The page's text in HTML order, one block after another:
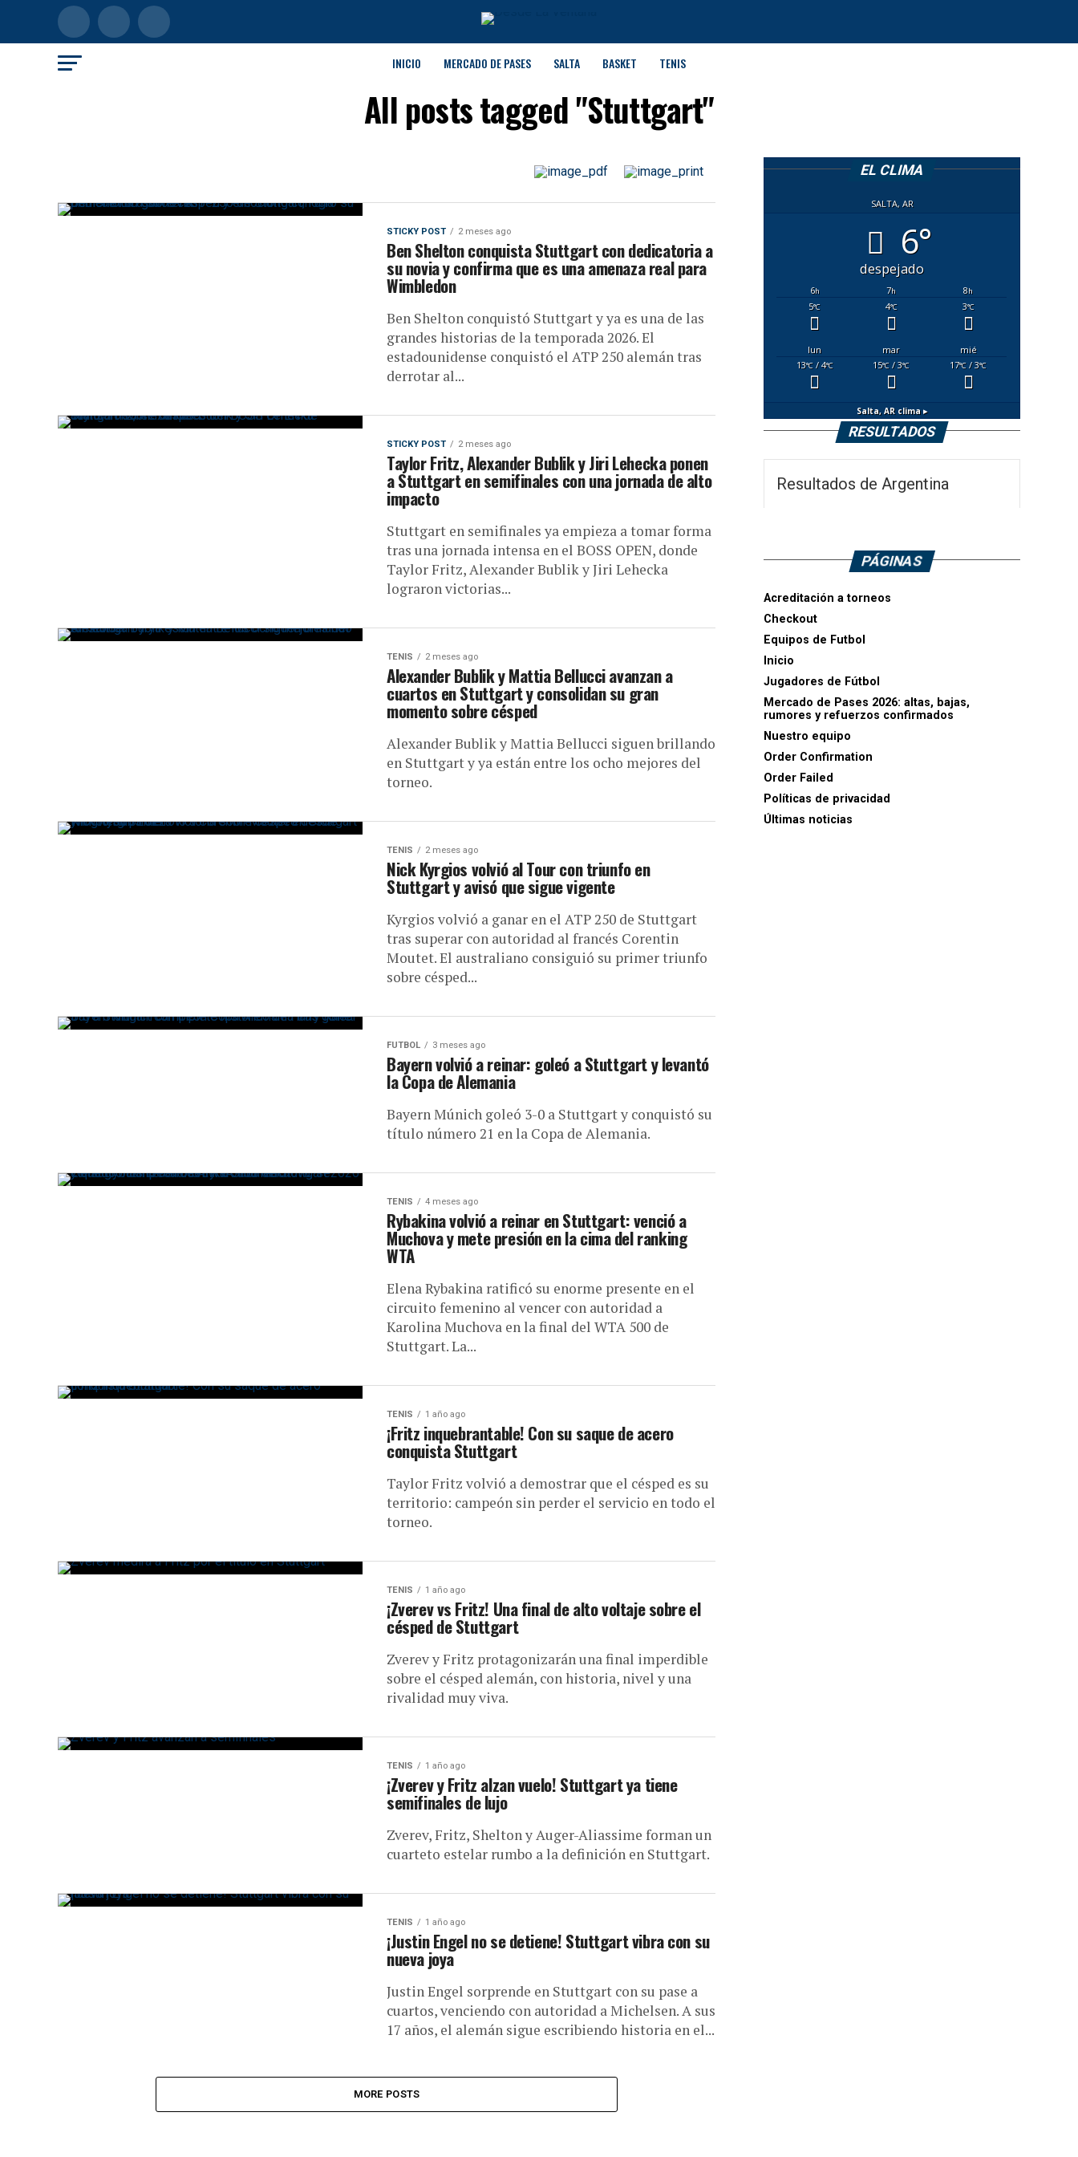
INICIO MERCADO DE PASES SALTA BASKET TENIS
All posts tagged "Stuttgart"
STICKY POST 2 meses ago
Ben Shelton conquista Stuttgart con dedicatoria a
su novia y confirma que es una amenaza real para
Wimbledon
Ben Shelton conquistó Stuttgart y ya es una de las
grandes historias de la temporada 2026. El
estadounidense conquistó el ATP 250 alemán tras
derrotar al...
STICKY POST 2 meses ago
Taylor Fritz, Alexander Bublik y Jiri Lehecka ponen
a Stuttgart en semifinales con una jornada de alto
impacto
Stuttgart en semifinales ya empieza a tomar forma
tras una jornada intensa en el BOSS OPEN, donde
Taylor Fritz, Alexander Bublik y Jiri Lehecka
lograron victorias...
TENIS 2 meses ago
Alexander Bublik y Mattia Bellucci avanzan a
cuartos en Stuttgart y consolidan su gran
momento sobre césped
Alexander Bublik y Mattia Bellucci siguen brillando
en Stuttgart y ya están entre los ocho mejores del
torneo.
TENIS 2 meses ago
Nick Kyrgios volvió al Tour con triunfo en
Stuttgart y avisó que sigue vigente
Kyrgios volvió a ganar en el ATP 250 de Stuttgart
tras superar con autoridad al francés Corentin
Moutet. El australiano consiguió su primer triunfo
sobre césped...
FUTBOL 3 meses ago
Bayern volvió a reinar: goleó a Stuttgart y levantó
la Copa de Alemania
Bayern Múnich goleó 3-0 a Stuttgart y conquistó su
título número 21 en la Copa de Alemania.
TENIS 4 meses ago
Rybakina volvió a reinar en Stuttgart: venció a
Muchova y mete presión en la cima del ranking
WTA
Elena Rybakina ratificó su enorme presente en el
circuito femenino al vencer con autoridad a
Karolina Muchova en la final del WTA 500 de
Stuttgart. La...
TENIS 1 año ago
¡Fritz inquebrantable! Con su saque de acero
conquista Stuttgart
Taylor Fritz volvió a demostrar que el césped es su
territorio: campeón sin perder el servicio en todo el
torneo.
TENIS 1 año ago
¡Zverev vs Fritz! Una final de alto voltaje sobre el
césped de Stuttgart
Zverev y Fritz protagonizarán una final imperdible
sobre el césped alemán, con historia, nivel y una
rivalidad muy viva.
TENIS 1 año ago
¡Zverev y Fritz alzan vuelo! Stuttgart ya tiene
semifinales de lujo
Zverev, Fritz, Shelton y Auger-Aliassime forman un
cuarteto estelar rumbo a la definición en Stuttgart.
TENIS 1 año ago
¡Justin Engel no se detiene! Stuttgart vibra con su
nueva joya
Justin Engel sorprende en Stuttgart con su pase a
cuartos, venciendo con autoridad a Michelsen. A sus
17 años, el alemán sigue escribiendo historia en el...
MORE POSTS
EL CLIMA
SALTA, AR
6°
despejado
6h 7h 8h
5°C 4°C 3°C
lun mar
mié
13°C/ 4°C 15°C / 3°C 17°C / 3°C
Salta, AR clima ▸
RESULTADOS
Resultados de Argentina
PÁGINAS
Acreditación a torneos
Checkout
Equipos de Futbol
Inicio
Jugadores de Fútbol
Mercado de Pases 2026: altas, bajas,
rumores y refuerzos confirmados
Nuestro equipo
Order Confirmation
Order Failed
Políticas de privacidad
Últimas noticias